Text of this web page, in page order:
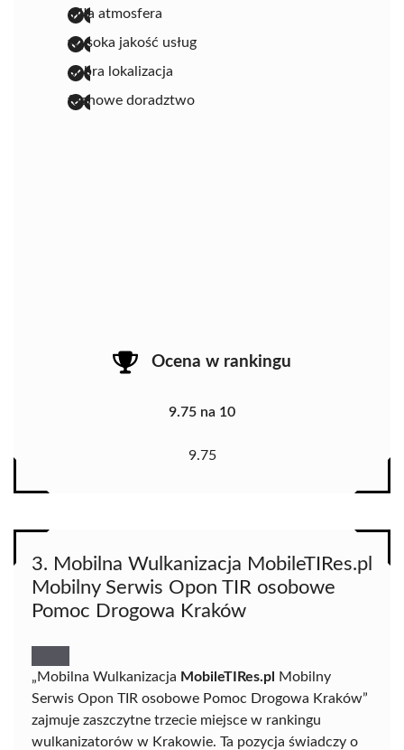
miła atmosfera
wysoka jakość usług
dobra lokalizacja
fachowe doradztwo
Ocena w rankingu
9.75 na 10
9.75
3. Mobilna Wulkanizacja MobileTIRes.pl
Mobilny Serwis Opon TIR osobowe
Pomoc Drogowa Kraków
„Mobilna Wulkanizacja MobileTIRes.pl
Mobilny
Serwis Opon TIR osobowe Pomoc Drogowa Kraków”
zajmuje zaszczytne trzecie miejsce w rankingu
wulkanizatorów w Krakowie. Ta pozycja świadczy o